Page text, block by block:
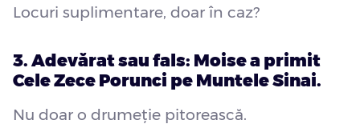
Locuri suplimentare, doar în caz?
3. Adevărat sau fals: Moise a primit
Cele Zece Porunci pe Muntele Sinai.
Nu doar o drumeție pitorească.